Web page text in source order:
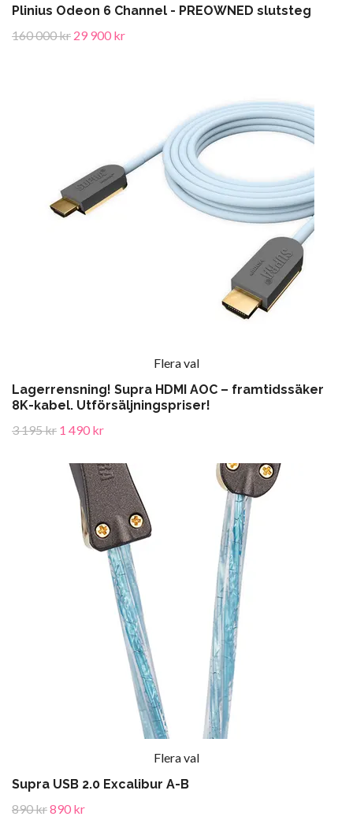
Plinius Odeon 6 Channel - PREOWNED slutsteg
160 000 kr 29 900 kr
Flera val
Lagerrensning! Supra HDMI AOC – framtidssäker
8K-kabel. Utförsäljningspriser!
3 195 kr 1 490 kr
Flera val
Supra USB 2.0 Excalibur A-B
890 kr890 kr